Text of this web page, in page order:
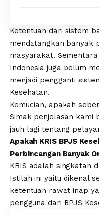
Ketentuan dari sistem
mendatangkan banyak
masyarakat.
Indonesia juga belum
menjadi pengganti
Kesehatan.
Kemudian, apakah
Simak penjelasan kami
jauh lagi tentang
Apakah KRIS BPJS
Perbincangan Banyak
KRIS adalah singkatan
Istilah ini yaitu dikenal
ketentuan rawat inap
pengguna dari BPJS